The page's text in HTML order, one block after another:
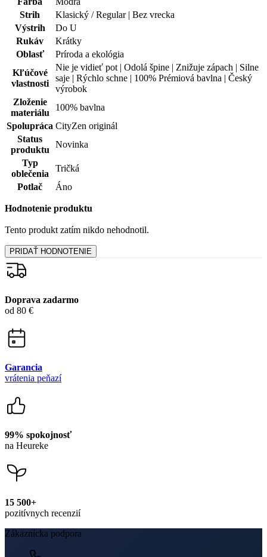
Strih
Klasický / Regular | Bez vrecka
Výstrih
Do U
Rukáv
Krátky
Oblasť
Príroda a ekológia
Kľúčové
vlastnosti
Nie je vidieť pot | Odolá špine | Znižuje zápach | Silne
saje | Rýchlo schne | 100% Prémiová bavlna | Český
výrobok
Zloženie
materiálu
100% bavlna
Spolupráca CityZen originál
Status
produktu
Novinka
Typ
oblečenia
Tričká
Potlač
Áno
Hodnotenie produktu
Tento produkt zatím nikdo nehodnotil.
PRIDAŤ HODNOTENIE
Doprava zadarmo
od 80 €
Garancia
vrátenia peňazí
99% spokojnosť
na Heureke
15 500+
pozitívnych recenzií
Zákaznícka podpora